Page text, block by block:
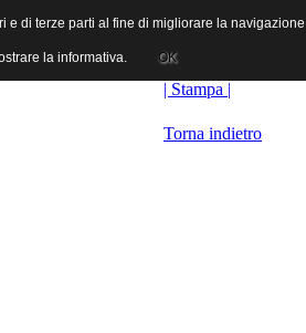
Cinematografiche Audiovisive e
| Stampa |
Torna indietro
e di terze parti al fine di migliorare la
la informativa. OK
e di terze parti al fine di migliorare la
la informativa. OK